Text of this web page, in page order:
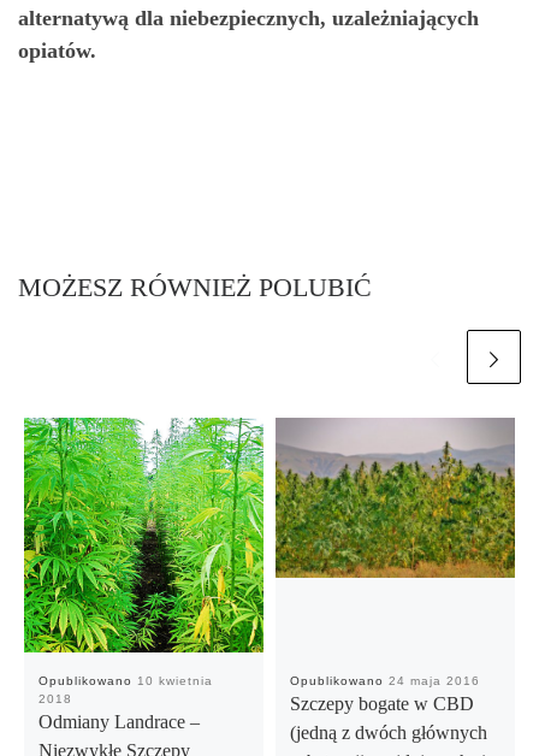
alternatywą dla niebezpiecznych, uzależniających
opiatów.
MOŻESZ RÓWNIEŻ POLUBIĆ
Opublikowano
10 kwietnia
2018
Odmiany Landrace –
Niezwykłe Szczepy
Opublikowano 24 maja 2016
Szczepy bogate w CBD
(jedną z dwóch głównych